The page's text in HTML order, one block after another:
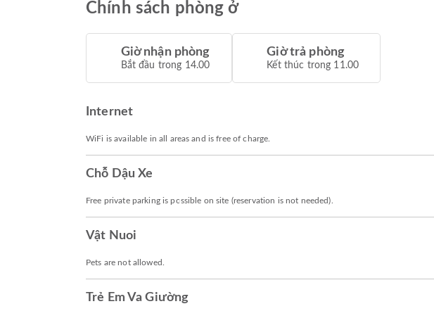
Chính sách phòng ở
Giờ nhận phòng
Bắt đầu trong 14.00
Giờ trả phòng
Kết thúc trong 11.00
Internet
WiFi is available in all areas and is free of charge.
Chỗ Dậu Xe
Free private parking is possible on site (reservation is not needed).
Vật Nuoi
Pets are not allowed.
Trẻ Em Va Giường